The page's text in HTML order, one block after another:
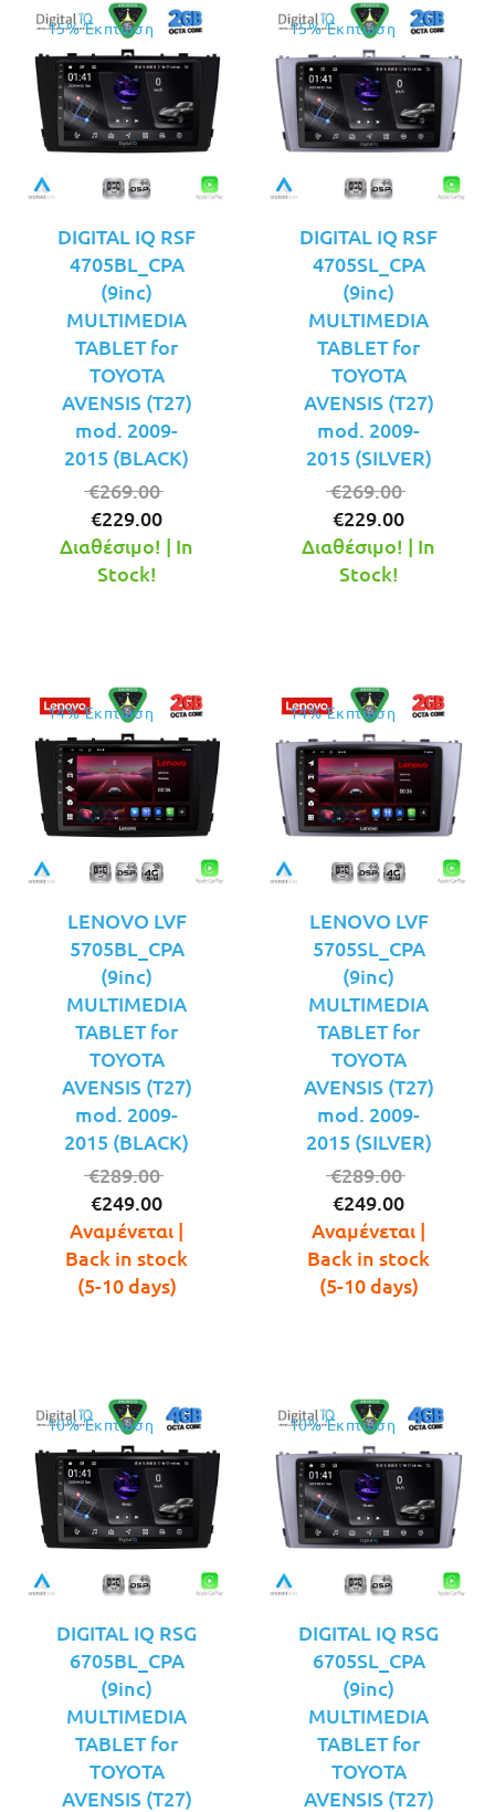
15% Έκπτωση
DIGITAL IQ RSF
4705BL_CPA
(9inc)
MULTIMEDIA
TABLET for
TOYOTA
AVENSIS (T27)
mod. 2009-
2015 (BLACK)
€269.00
was:
€229.00
τρέχουσα
Διαθέσιμο! | In
Stock!
15% Έκπτωση
DIGITAL IQ RSF
4705SL_CPA
(9inc)
MULTIMEDIA
TABLET for
TOYOTA
AVENSIS (T27)
mod. 2009-
2015 (SILVER)
€269.00
was:
€229.00
τρέχουσα
Διαθέσιμο! | In
Stock!
14% Έκπτωση
LENOVO LVF
5705BL_CPA
(9inc)
MULTIMEDIA
TABLET for
TOYOTA
AVENSIS (T27)
mod. 2009-
2015 (BLACK)
€289.00
was:
€289.00.
€249.00
τρέχουσα
τιμή
είναι:
Αναμένεται |
Back in stock
(5-10 days)
14% Έκπτωση
LENOVO LVF
5705SL_CPA
(9inc)
MULTIMEDIA
TABLET for
TOYOTA
AVENSIS (T27)
mod. 2009-
2015 (SILVER)
€289.00
was:
€289.00.
€249.00
τρέχουσα
τιμή
είναι:
Αναμένεται |
Back in stock
(5-10 days)
10% Έκπτωση
DIGITAL IQ RSG
6705BL_CPA
(9inc)
MULTIMEDIA
TABLET for
TOYOTA
AVENSIS (T27)
10% Έκπτωση
DIGITAL IQ RSG
6705SL_CPA
(9inc)
MULTIMEDIA
TABLET for
TOYOTA
AVENSIS (T27)